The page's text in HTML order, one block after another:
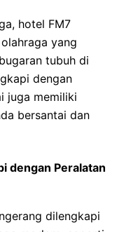
hotel FM7
yang
tubuh di
dengan
juga memiliki
bersantai dan
dengan Peralatan
dilengkapi